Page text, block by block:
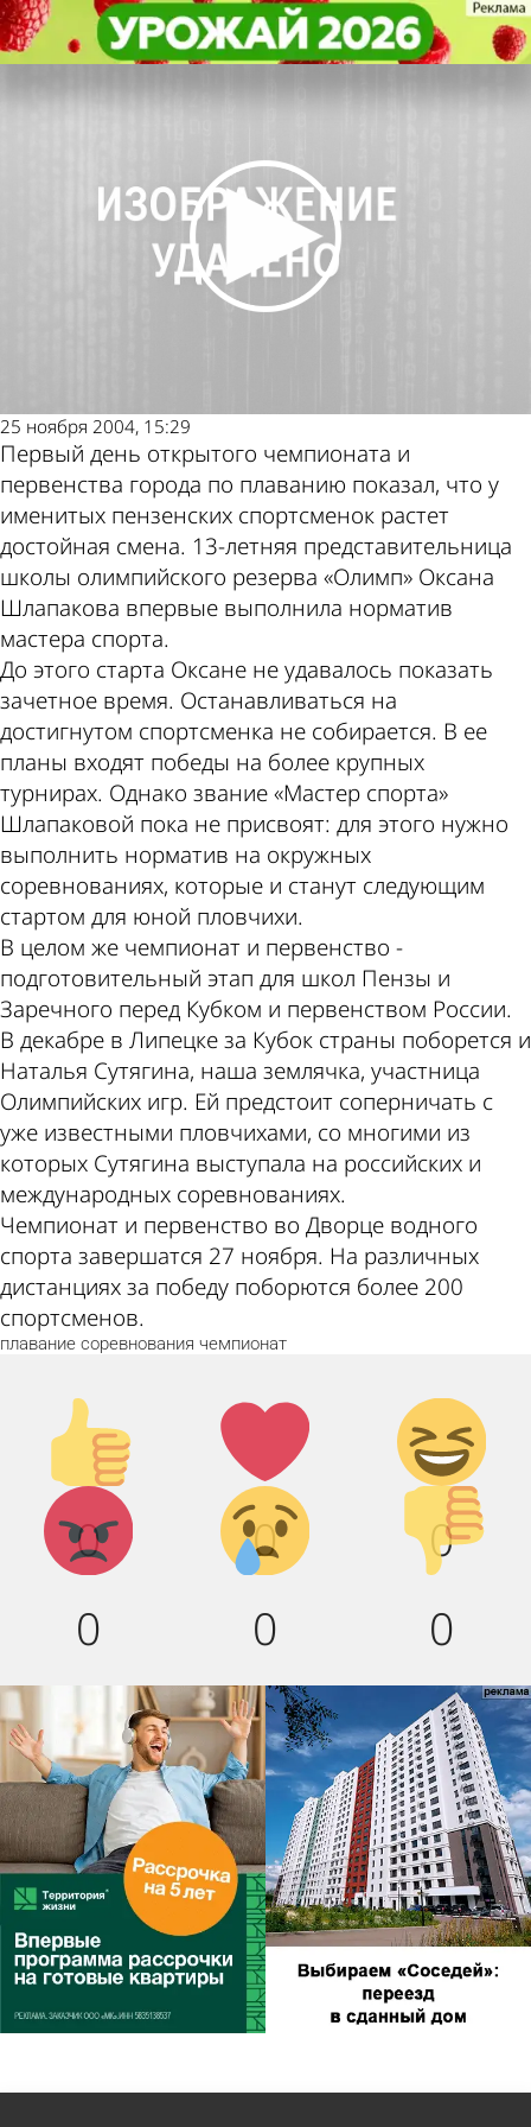
13-летняя пловчиха выполнила
норматив мастера спорта
Спорт
25 ноября 2004, 15:29
Первый день открытого чемпионата и
первенства города по плаванию показал, что у
именитых пензенских спортсменок растет
достойная смена. 13-летняя представительница
школы олимпийского резерва «Олимп» Оксана
Шлапакова впервые выполнила норматив
мастера спорта.
До этого старта Оксане не удавалось показать
зачетное время. Останавливаться на
достигнутом спортсменка не собирается. В ее
планы входят победы на более крупных
турнирах. Однако звание «Мастер спорта»
Шлапаковой пока не присвоят: для этого нужно
выполнить норматив на окружных
соревнованиях, которые и станут следующим
стартом для юной пловчихи.
В целом же чемпионат и первенство -
подготовительный этап для школ Пензы и
Заречного перед Кубком и первенством России.
В декабре в Липецке за Кубок страны поборется и
Наталья Сутягина, наша землячка, участница
Олимпийских игр. Ей предстоит соперничать с
уже известными пловчихами, со многими из
которых Сутягина выступала на российских и
международных соревнованиях.
Чемпионат и первенство во Дворце водного
спорта завершатся 27 ноября. На различных
дистанциях за победу поборются более 200
спортсменов.
плавание соревнования чемпионат
Палец
вверх!
0
Лайк!
0
Дикий
смех!
0
Агрессия!
0
Грусть :(
0
Палец
вниз!
0
13-летняя пловчиха выполнила
норматив мастера спорта
Спорт
Другие новости
Погода и курсы